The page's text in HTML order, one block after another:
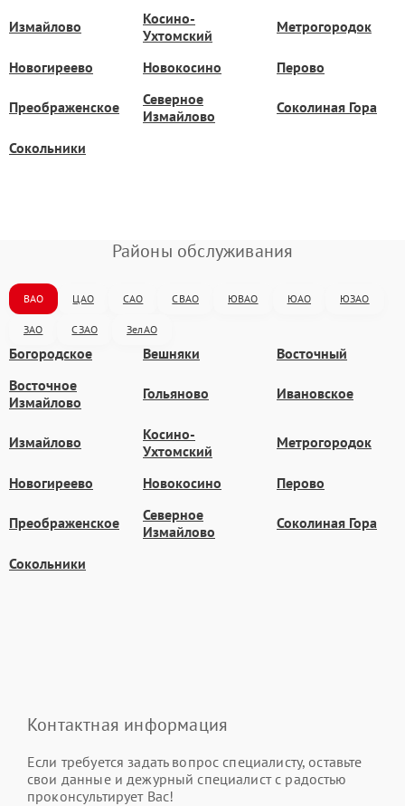
Измайлово
Косино-
Ухтомский
Метрогородок
Новогиреево Новокосино Перово
Преображенское
Северное
Измайлово
Соколиная Гора
Сокольники
Районы обслуживания
ВАО ЦАО САО СВАО ЮВАО ЮАО ЮЗАО
ЗАО СЗАО ЗелАО
Богородское Вешняки
Восточный
Восточное
Измайлово
Гольяново Ивановское
Измайлово
Косино-
Ухтомский
Метрогородок
Новогиреево Новокосино Перово
Преображенское
Северное
Измайлово
Соколиная Гора
Сокольники
Контактная информация
Если требуется задать вопрос специалисту, оставьте
свои данные и дежурный специалист с радостью
проконсультирует Вас!